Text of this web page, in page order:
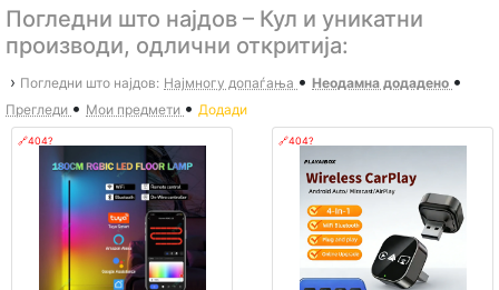
Погледни што најдов – Кул и уникатни
производи, одлични откритија:
› Погледни што најдов: Најмногу допаѓања • Неодамна додадено •
Прегледи • Мои предмети • Додади
🔗404? 🔗404?